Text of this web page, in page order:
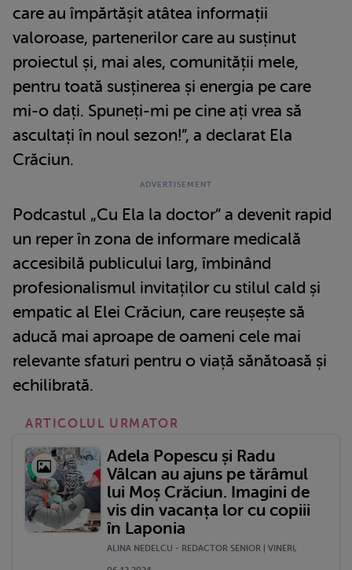
care au împărtășit atâtea informații
valoroase, partenerilor care au susținut
proiectul și, mai ales, comunității mele,
pentru toată susținerea și energia pe care
mi-o dați. Spuneți-mi pe cine ați vrea să
ascultați în noul sezon!”, a declarat Ela
Crăciun.
Podcastul „Cu Ela la doctor” a devenit rapid
un reper în zona de informare medicală
accesibilă publicului larg, îmbinând
profesionalismul invitaților cu stilul cald și
empatic al Elei Crăciun, care reușește să
aducă mai aproape de oameni cele mai
relevante sfaturi pentru o viață sănătoasă și
echilibrată.
ARTICOLUL URMATOR
Adela Popescu și Radu
Vâlcan au ajuns pe tărâmul
lui Moș Crăciun. Imagini de
vis din vacanța lor cu copiii
în Laponia
ALINA NEDELCU - REDACTOR SENIOR | VINERI,